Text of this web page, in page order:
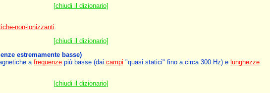
[chiudi il dizionario]
non-ionizzanti.
[chiudi il dizionario]
estremamente basse)
a frequenze più basse (dai campi "quasi statici" fino a circa 300 Hz) e lunghezze
[chiudi il dizionario]